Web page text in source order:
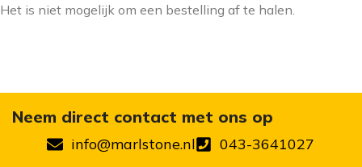
Het is niet mogelijk om een bestelling af te halen.
Neem direct contact met ons op
info@marlstone.nl 043-3641027